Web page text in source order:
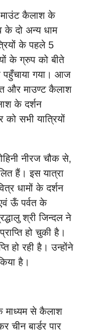
माउंट कैलाश के
के दो अन्य धाम
के पहले 5
के ग्रुप को बीते
पहुँचाया गया। आज
और माउण्ट कैलाश
के दर्शन
सभी यात्रियों
नीरज चौक से,
हैं। इस यात्रा
धामों के दर्शन
ऊँ पर्वत के
श्री जिन्दल ने
हो चुकी है।
हो रही है। उन्होंने
है।
माध्यम से कैलाश
चीन बार्डर पार